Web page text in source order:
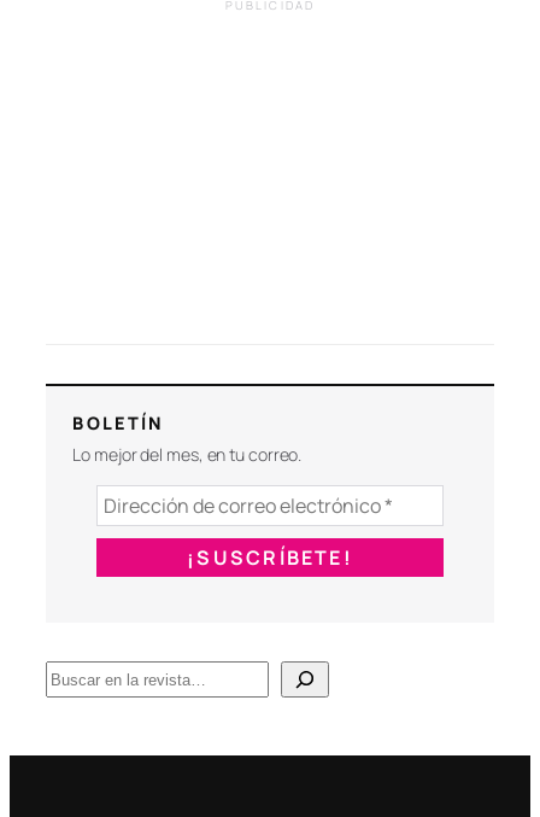
PUBLICIDAD
BOLETÍN
Lo mejor del mes, en tu correo.
B
u
c